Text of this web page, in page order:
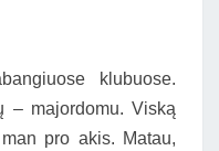
klubuose.
– majordomu. Viską
pro akis. Matau,